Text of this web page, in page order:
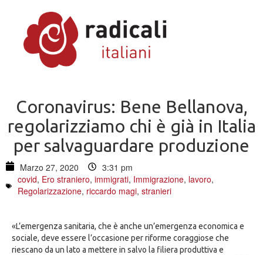
Coronavirus: Bene Bellanova,
regolarizziamo chi è già in Italia
per salvaguardare produzione
Marzo 27, 2020
3:31 pm
covid, Ero straniero, immigrati, Immigrazione, lavoro,
Regolarizzazione, riccardo magi, stranieri
«L’emergenza sanitaria, che è anche un’emergenza economica e
sociale, deve essere l’occasione per riforme coraggiose che
riescano da un lato a mettere in salvo la filiera produttiva e